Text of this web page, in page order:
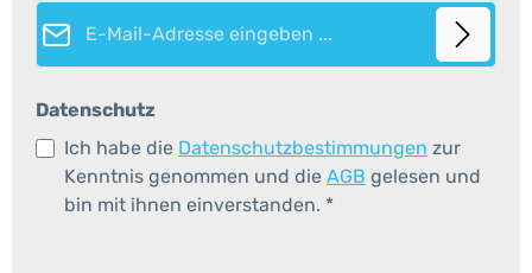
E-Mail-Adresse*
Datenschutz
Ich habe die Datenschutzbestimmungen zur
Kenntnis genommen und die AGB gelesen und
bin mit ihnen einverstanden. *